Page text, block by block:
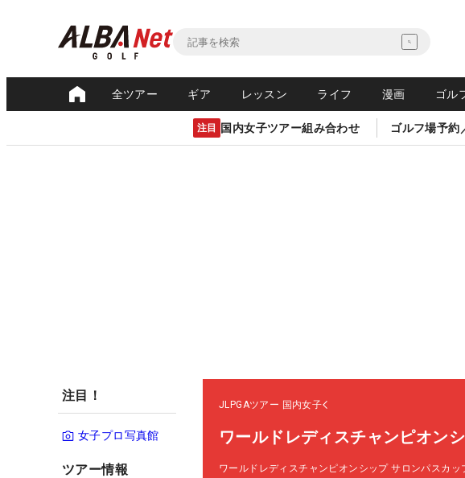
全ツアー ギア レッスン ライフ 漫画 ゴル
注目 国内女子ツアー組み合わせ ゴルフ場予約
注目！
女子プロ写真館
ツアー情報
JLPGAツアー 国内女子
ワールドレディスチャンピオン
ワールドレディスチャンピオンシップ サロンパスカッ